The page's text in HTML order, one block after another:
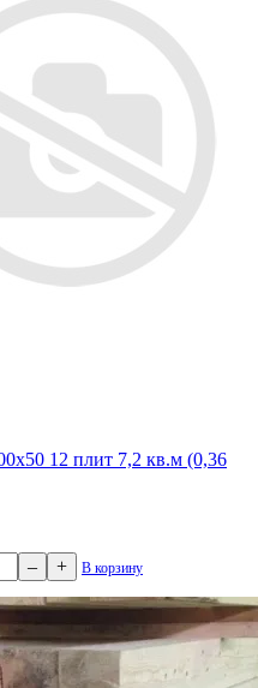
12 плит 7,2 кв.м (0,36
– + В корзину